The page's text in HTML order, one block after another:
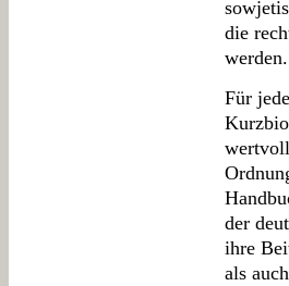
die
werden.
Für
der
ihre
als